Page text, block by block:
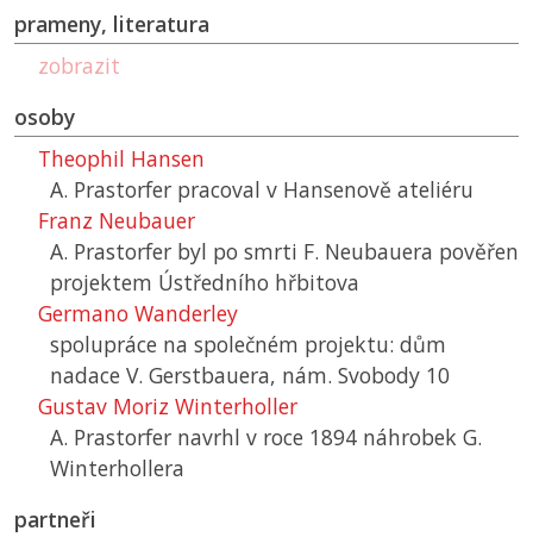
prameny, literatura
zobrazit
osoby
Theophil Hansen
A. Prastorfer pracoval v Hansenově ateliéru
Franz Neubauer
A. Prastorfer byl po smrti F. Neubauera pověřen
projektem Ústředního hřbitova
Germano Wanderley
spolupráce na společném projektu: dům
nadace V. Gerstbauera, nám. Svobody 10
Gustav Moriz Winterholler
A. Prastorfer navrhl v roce 1894 náhrobek G.
Winterhollera
partneři